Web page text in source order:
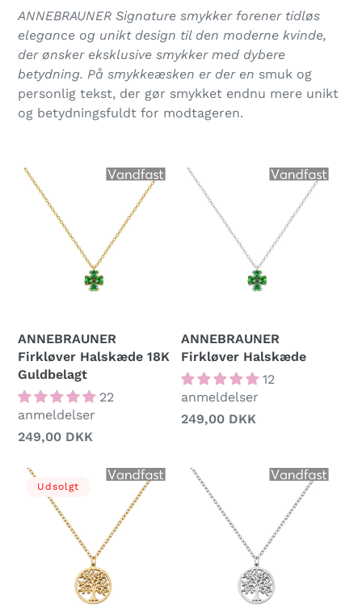
ANNEBRAUNER Signature smykker forener tidløs
elegance og unikt design til den moderne kvinde,
der ønsker eksklusive smykker med dybere
betydning. På smykkeæsken er der en smuk og
personlig tekst, der gør smykket endnu mere unikt
og betydningsfuldt for modtageren.
ANNEBRAUNER
Firkløver Halskæde 18K
Guldbelagt
22
anmeldelser
Normalpris
249,00 DKK
ANNEBRAUNER
Firkløver Halskæde
12
anmeldelser
Normalpris
249,00 DKK
Udsolgt